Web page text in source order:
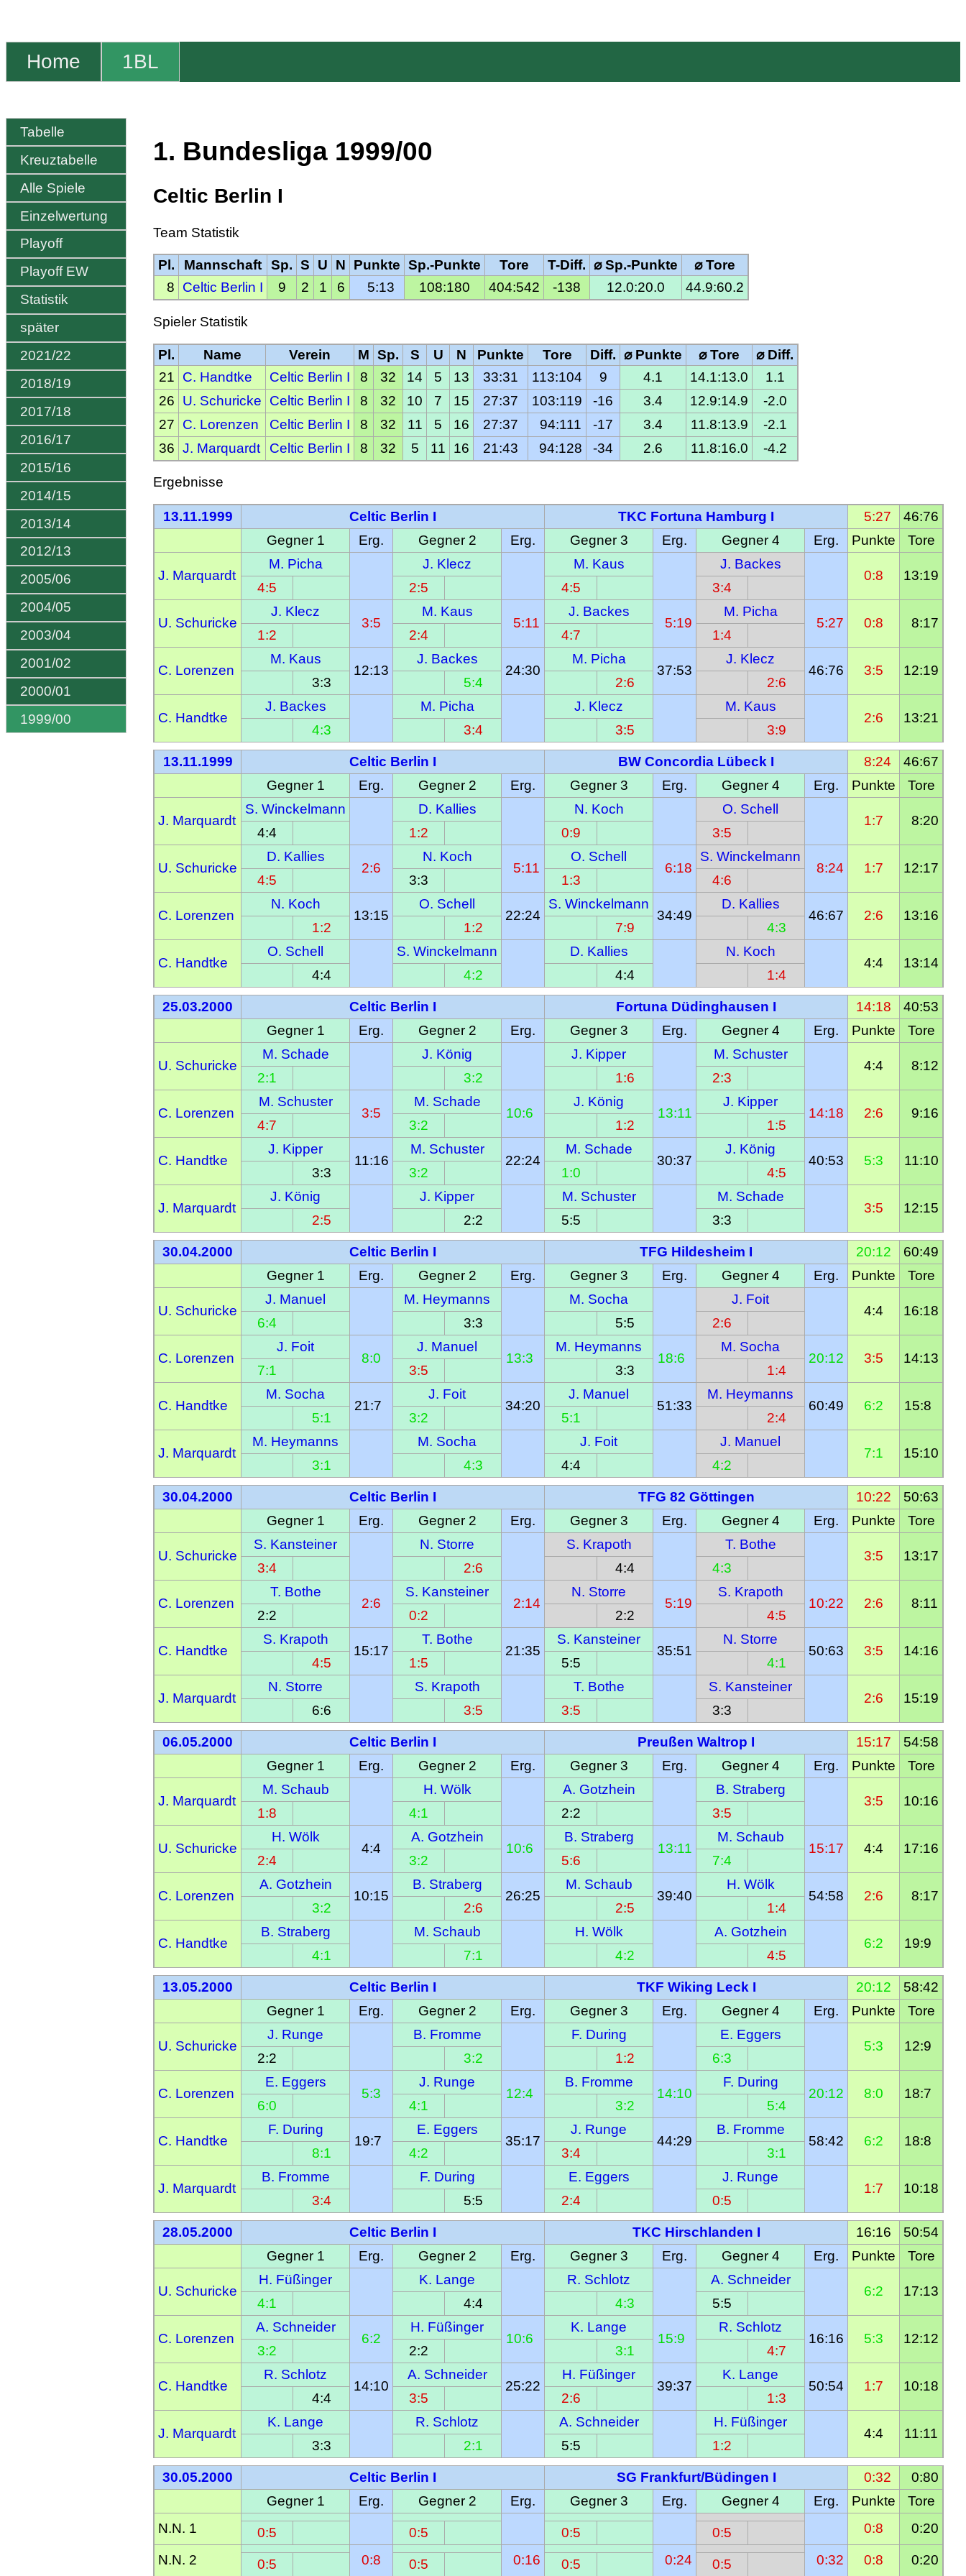
Home 1BL
Tabelle
Kreuztabelle
Alle Spiele
Einzelwertung
Playoff
Playoff EW
Statistik
später
2021/22
2018/19
2017/18
2016/17
2015/16
2014/15
2013/14
2012/13
2005/06
2004/05
2003/04
2001/02
2000/01
1999/00
1. Bundesliga 1999/00
Celtic Berlin I
Team Statistik
Pl. Mannschaft Sp. S U N Punkte Sp.-Punkte Tore T-Diff. ⌀ Sp.-Punkte
⌀ Tore
8
Celtic Berlin I 9 2 1 6
  5:13
108:180 404:542 -138 12.0:20.0 44.9:60.2
Spieler Statistik
Pl. Name Verein M Sp. S U N Punkte Tore Diff. ⌀ Punkte ⌀ Tore
⌀ Diff.
21
C. Handtke Celtic Berlin I 8 32 14 5 13 33:31 113:104 9 4.1 14.1:13.0
1.1
26
U. Schuricke Celtic Berlin I 8 32 10 7 15 27:37 103:119 -16 3.4 12.9:14.9
-2.0
27
C. Lorenzen Celtic Berlin I 8 32 11 5 16 27:37
  94:111
-17 3.4 11.8:13.9
-2.1
36 J. Marquardt Celtic Berlin I 8 32 5 11 16 21:43
  94:128
-34 2.6 11.8:16.0 -4.2
Ergebnisse
13.11.1999 Celtic Berlin I TKC Fortuna Hamburg I
  5:27
46:76
Gegner 1
Erg. Gegner 2 Erg. Gegner 3 Erg. Gegner 4 Erg. Punkte Tore
J. Marquardt
M. Picha J. Klecz M. Kaus J. Backes
0:8
13:19
4:5
2:5 4:5 3:4
U. Schuricke
J. Klecz
3:5
M. Kaus
  5:11
J. Backes
  5:19
M. Picha
  5:27
0:8
  8:17
1:2
2:4 4:7 1:4
C. Lorenzen
M. Kaus
12:13
J. Backes
24:30
M. Picha
37:53
J. Klecz
46:76 3:5
12:19
3:3
5:4 2:6 2:6
C. Handtke
J. Backes M. Picha J. Klecz M. Kaus
2:6
13:21
4:3
3:4 3:5 3:9
13.11.1999 Celtic Berlin I BW Concordia Lübeck I
  8:24
46:67
Gegner 1
Erg. Gegner 2 Erg. Gegner 3 Erg. Gegner 4 Erg. Punkte Tore
J. Marquardt
S. Winckelmann D. Kallies N. Koch O. Schell
1:7
  8:20
4:4
1:2 0:9 3:5
U. Schuricke
D. Kallies
2:6
N. Koch
  5:11
O. Schell
  6:18
S. Winckelmann
  8:24
1:7
12:17
4:5
3:3 1:3 4:6
C. Lorenzen
N. Koch
13:15
O. Schell
22:24
S. Winckelmann
34:49
D. Kallies
46:67 2:6
13:16
1:2
1:2 7:9 4:3
C. Handtke
O. Schell S. Winckelmann D. Kallies N. Koch
4:4
13:14
4:4
4:2 4:4 1:4
25.03.2000 Celtic Berlin I Fortuna Düdinghausen I 14:18
40:53
Gegner 1
Erg. Gegner 2 Erg. Gegner 3 Erg. Gegner 4 Erg. Punkte Tore
U. Schuricke
M. Schade J. König J. Kipper M. Schuster
4:4
  8:12
2:1
3:2 1:6 2:3
C. Lorenzen
M. Schuster
3:5
M. Schade
10:6
J. König
13:11
J. Kipper
14:18 2:6
  9:16
4:7
3:2 1:2 1:5
C. Handtke
J. Kipper
11:16
M. Schuster
22:24
M. Schade
30:37
J. König
40:53 5:3
11:10
3:3
3:2 1:0 4:5
J. Marquardt
J. König J. Kipper M. Schuster M. Schade
3:5
12:15
2:5
2:2 5:5 3:3
30.04.2000 Celtic Berlin I TFG Hildesheim I 20:12
60:49
Gegner 1
Erg. Gegner 2 Erg. Gegner 3 Erg. Gegner 4 Erg. Punkte Tore
U. Schuricke
J. Manuel M. Heymanns M. Socha J. Foit
4:4
16:18
6:4
3:3 5:5 2:6
C. Lorenzen
J. Foit
8:0
J. Manuel
13:3
M. Heymanns
18:6
M. Socha
20:12 3:5
14:13
7:1
3:5 3:3 1:4
C. Handtke
M. Socha
21:7
J. Foit
34:20
J. Manuel
51:33
M. Heymanns
60:49 6:2
15:8
5:1
3:2 5:1 2:4
J. Marquardt
M. Heymanns M. Socha J. Foit J. Manuel
7:1
15:10
3:1
4:3 4:4 4:2
30.04.2000 Celtic Berlin I TFG 82 Göttingen 10:22
50:63
Gegner 1
Erg. Gegner 2 Erg. Gegner 3 Erg. Gegner 4 Erg. Punkte Tore
U. Schuricke
S. Kansteiner N. Storre S. Krapoth T. Bothe
3:5
13:17
3:4
2:6 4:4 4:3
C. Lorenzen
T. Bothe
2:6
S. Kansteiner
  2:14
N. Storre
  5:19
S. Krapoth
10:22 2:6
  8:11
2:2
0:2 2:2 4:5
C. Handtke
S. Krapoth
15:17
T. Bothe
21:35
S. Kansteiner
35:51
N. Storre
50:63 3:5
14:16
4:5
1:5 5:5 4:1
J. Marquardt
N. Storre S. Krapoth T. Bothe S. Kansteiner
2:6
15:19
6:6
3:5 3:5 3:3
06.05.2000 Celtic Berlin I Preußen Waltrop I 15:17
54:58
Gegner 1
Erg. Gegner 2 Erg. Gegner 3 Erg. Gegner 4 Erg. Punkte Tore
J. Marquardt
M. Schaub H. Wölk A. Gotzhein B. Straberg
3:5
10:16
1:8
4:1 2:2 3:5
U. Schuricke
H. Wölk
4:4
A. Gotzhein
10:6
B. Straberg
13:11
M. Schaub
15:17 4:4
17:16
2:4
3:2 5:6 7:4
C. Lorenzen
A. Gotzhein
10:15
B. Straberg
26:25
M. Schaub
39:40
H. Wölk
54:58 2:6
  8:17
3:2
2:6 2:5 1:4
C. Handtke
B. Straberg M. Schaub H. Wölk A. Gotzhein
6:2
19:9
4:1
7:1 4:2 4:5
13.05.2000 Celtic Berlin I TKF Wiking Leck I 20:12
58:42
Gegner 1
Erg. Gegner 2 Erg. Gegner 3 Erg. Gegner 4 Erg. Punkte Tore
U. Schuricke
J. Runge B. Fromme F. During E. Eggers
5:3
12:9
2:2
3:2 1:2 6:3
C. Lorenzen
E. Eggers
5:3
J. Runge
12:4
B. Fromme
14:10
F. During
20:12 8:0
18:7
6:0
4:1 3:2 5:4
C. Handtke
F. During
19:7
E. Eggers
35:17
J. Runge
44:29
B. Fromme
58:42 6:2
18:8
8:1
4:2 3:4 3:1
J. Marquardt
B. Fromme F. During E. Eggers J. Runge
1:7
10:18
3:4
5:5 2:4 0:5
28.05.2000 Celtic Berlin I TKC Hirschlanden I 16:16
50:54
Gegner 1
Erg. Gegner 2 Erg. Gegner 3 Erg. Gegner 4 Erg. Punkte Tore
U. Schuricke
H. Füßinger K. Lange R. Schlotz A. Schneider
6:2
17:13
4:1
4:4 4:3 5:5
C. Lorenzen
A. Schneider
6:2
H. Füßinger
10:6
K. Lange
15:9
R. Schlotz
16:16 5:3
12:12
3:2
2:2 3:1 4:7
C. Handtke
R. Schlotz
14:10
A. Schneider
25:22
H. Füßinger
39:37
K. Lange
50:54 1:7
10:18
4:4
3:5 2:6 1:3
J. Marquardt
K. Lange R. Schlotz A. Schneider H. Füßinger
4:4
11:11
3:3
2:1 5:5 1:2
30.05.2000 Celtic Berlin I SG Frankfurt/Büdingen I
  0:32
  0:80
Gegner 1
Erg. Gegner 2 Erg. Gegner 3 Erg. Gegner 4 Erg. Punkte
Tore
N.N. 1
0:8
  0:20
0:5 0:5 0:5
0:5
N.N. 2
0:8
  0:16
  0:24
  0:32
0:8
  0:20
0:5 0:5 0:5 0:5